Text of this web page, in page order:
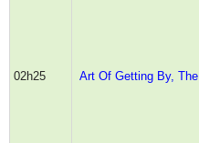
02h25 Art Of Getting By, The